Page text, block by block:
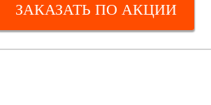
ЗАКАЗАТЬ ПО АКЦИИ